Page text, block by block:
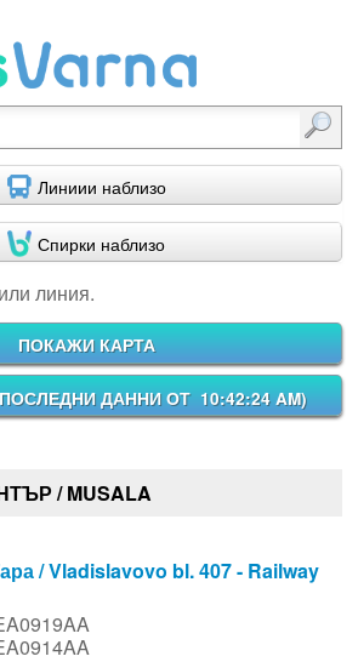
линия.
Линиии наблизо
Спирки наблизо
линия.
ПОКАЖИ КАРТА
ДАННИ ОТ 10:42:24 AM)
/ MUSALA
/ Vladislavovo bl. 407 - Railway